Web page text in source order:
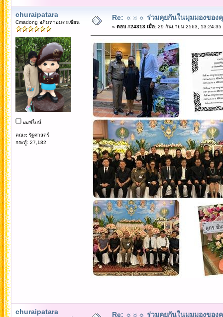
churaipatara
Cmadong อภิมหาอมตะเซียน
ออฟไลน์
คณะ: รัฐศาสตร์
กระทู้: 27,182
Re: ☼☼☼ ร่วมคุยกันในมุมมองของ
« ตอบ #24313 เมื่อ:29 กันยายน 2563, 13:24:35
churaipatara Re: ☼☼☼ ร่วมคุยกันในมุมมองของ